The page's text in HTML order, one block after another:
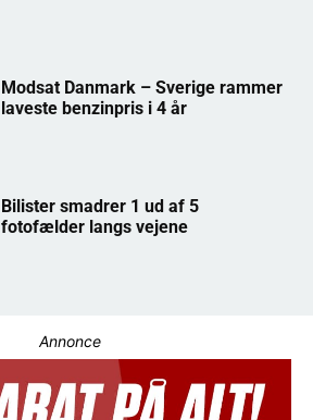
Modsat Danmark – Sverige rammer
laveste benzinpris i 4 år
Bilister smadrer 1 ud af 5
fotofælder langs vejene
Annonce